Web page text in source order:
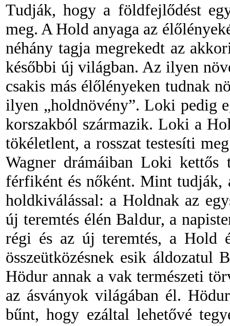
Tudják, hogy a földfejlődést
meg. A Hold anyaga az
néhány tagja megrekedt az
későbbi új világban. Az ilyen
csakis más élőlényeken tudnak
ilyen „holdnövény”. Loki pedig
korszakból származik. Loki a
tökéletlent, a rosszat testesíti
Wagner drámáiban Loki kettős
férfiként és nőként. Mint tudják,
holdkiválással: a Holdnak az
új teremtés élén Baldur, a
régi és az új teremtés, a Hold
összeütközésnek esik áldozatul
Hödur annak a vak természeti
az ásványok világában él.
bűnt, hogy ezáltal lehetővé